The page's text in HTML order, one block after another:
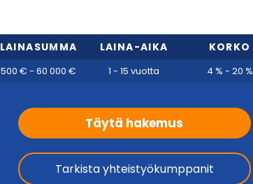
LAINASUMMA LAINA-AIKA KORKO
500 € - 60 000 € 1 - 15 vuotta 4 % - 20 %
Täytä hakemus
Tarkista yhteistyökumppanit